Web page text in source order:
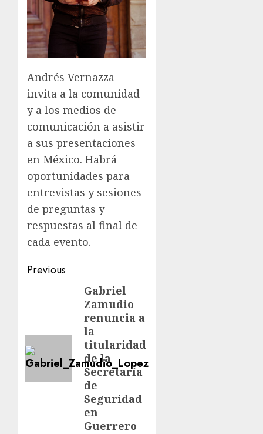
Andrés Vernazza
invita a la comunidad
y a los medios de
comunicación a asistir
a sus presentaciones
en México. Habrá
oportunidades para
entrevistas y sesiones
de preguntas y
respuestas al final de
cada evento.
Previous
Gabriel
Zamudio
renuncia a
la
titularidad
de la
Secretaría
de
Seguridad
en
Guerrero